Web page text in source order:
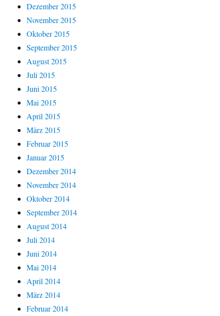
Dezember 2015
November 2015
Oktober 2015
September 2015
August 2015
Juli 2015
Juni 2015
Mai 2015
April 2015
März 2015
Februar 2015
Januar 2015
Dezember 2014
November 2014
Oktober 2014
September 2014
August 2014
Juli 2014
Juni 2014
Mai 2014
April 2014
März 2014
Februar 2014